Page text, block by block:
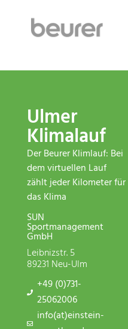
Ulmer
Klimalauf
Der Beurer Klimlauf: Bei
dem virtuellen Lauf
zählt jeder Kilometer für
das Klima
SUN
Sportmanagement
GmbH
Leibnizstr. 5
89231 Neu-Ulm
+49 (0)731-
25062006
info(at)einstein-